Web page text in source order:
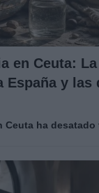
en Ceuta:
España y las
Ceuta ha